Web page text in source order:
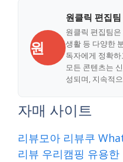
원
원클릭 편집팀
원클릭 편집팀
생활 등 다양한
독자에게 정확
모든 콘텐츠는
성되며, 지속적
자매 사이트
리뷰모아 리뷰쿠
리뷰 우리캠핑 유용한